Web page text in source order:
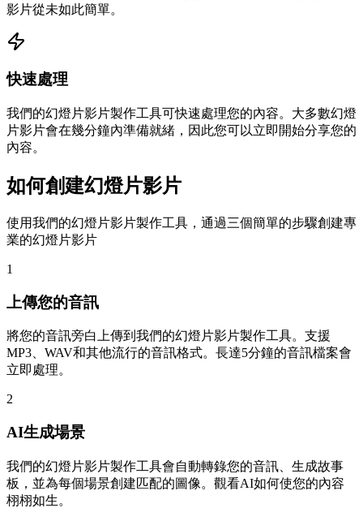
影片從未如此簡單。
快速處理
我們的幻燈片影片製作工具可快速處理您的內容。大多數幻燈
片影片會在幾分鐘內準備就緒，因此您可以立即開始分享您的
內容。
如何創建幻燈片影片
使用我們的幻燈片影片製作工具，通過三個簡單的步驟創建專
業的幻燈片影片
1
上傳您的音訊
將您的音訊旁白上傳到我們的幻燈片影片製作工具。支援
MP3、WAV和其他流行的音訊格式。長達5分鐘的音訊檔案會
立即處理。
2
AI生成場景
我們的幻燈片影片製作工具會自動轉錄您的音訊、生成故事
板，並為每個場景創建匹配的圖像。觀看AI如何使您的內容
栩栩如生。